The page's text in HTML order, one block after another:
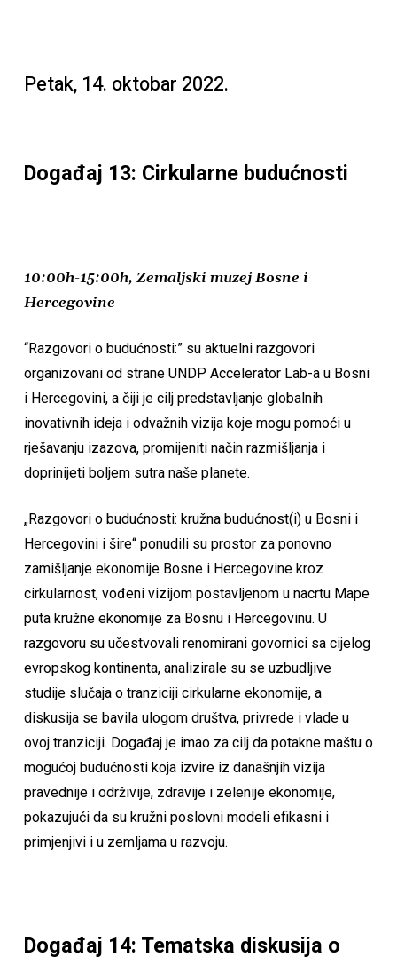
Petak, 14. oktobar 2022.
Događaj 13: Cirkularne budućnosti
10:00h-15:00h, Zemaljski muzej Bosne i
Hercegovine
“Razgovori o budućnosti:” su aktuelni razgovori
organizovani od strane UNDP Accelerator Lab-a u Bosni
i Hercegovini, a čiji je cilj predstavljanje globalnih
inovativnih ideja i odvažnih vizija koje mogu pomoći u
rješavanju izazova, promijeniti način razmišljanja i
doprinijeti boljem sutra naše planete.
„Razgovori o budućnosti: kružna budućnost(i) u Bosni i
Hercegovini i šire“ ponudili su prostor za ponovno
zamišljanje ekonomije Bosne i Hercegovine kroz
cirkularnost, vođeni vizijom postavljenom u nacrtu Mape
puta kružne ekonomije za Bosnu i Hercegovinu. U
razgovoru su učestvovali renomirani govornici sa cijelog
evropskog kontinenta, analizirale su se uzbudljive
studije slučaja o tranziciji cirkularne ekonomije, a
diskusija se bavila ulogom društva, privrede i vlade u
ovoj tranziciji. Događaj je imao za cilj da potakne maštu o
mogućoj budućnosti koja izvire iz današnjih vizija
pravednije i održivije, zdravije i zelenije ekonomije,
pokazujući da su kružni poslovni modeli efikasni i
primjenjivi i u zemljama u razvoju.
Događaj 14: Tematska diskusija o